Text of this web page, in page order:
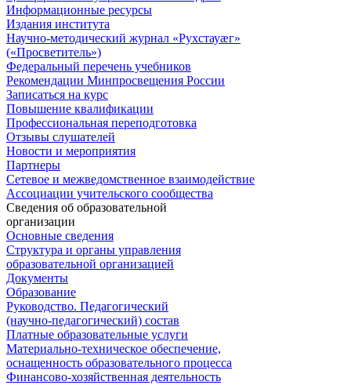
Информационные ресурсы
Издания института
Научно-методический журнал «Рухстауæг»
(«Просветитель»)
Федеральный перечень учебников
Рекомендации Минпросвещения России
Записаться на курс
Повышение квалификации
Профессиональная переподготовка
Отзывы слушателей
Новости и мероприятия
Партнеры
Сетевое и межведомственное взаимодействие
Ассоциации учительского сообщества
Сведения об образовательной
организации
Основные сведения
Структура и органы управления
образовательной организацией
Документы
Образование
Руководство. Педагогический
(научно-педагогический) состав
Платные образовательные услуги
Материально-техническое обеспечение,
оснащенность образовательного процесса
Финансово-хозяйственная деятельность